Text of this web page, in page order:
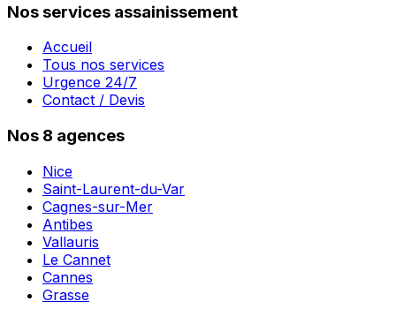
Nos services assainissement
Accueil
Tous nos services
Urgence 24/7
Contact / Devis
Nos 8 agences
Nice
Saint-Laurent-du-Var
Cagnes-sur-Mer
Antibes
Vallauris
Le Cannet
Cannes
Grasse